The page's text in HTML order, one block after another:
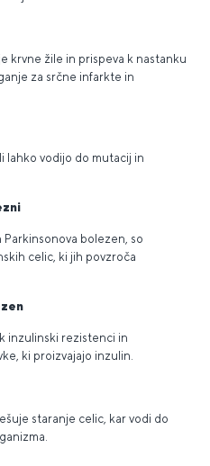
krvne žile in prispeva k nastanku
za srčne infarkte in
lahko vodijo do mutacij in
bolezen, so
celic, ki jih povzroča
inzulinski rezistenci in
ki proizvajajo inzulin.
staranje celic, kar vodi do